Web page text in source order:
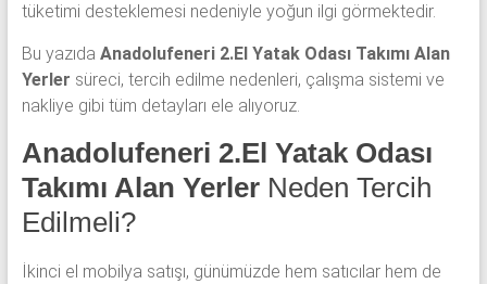
tüketimi desteklemesi nedeniyle yoğun ilgi görmektedir.
Bu yazıda Anadolufeneri 2.El Yatak Odası Takımı Alan
Yerler süreci, tercih edilme nedenleri, çalışma sistemi ve
nakliye gibi tüm detayları ele alıyoruz.
Anadolufeneri 2.El Yatak Odası
Takımı Alan YerlerNeden Tercih
Edilmeli?
İkinci el mobilya satışı, günümüzde hem satıcılar hem de